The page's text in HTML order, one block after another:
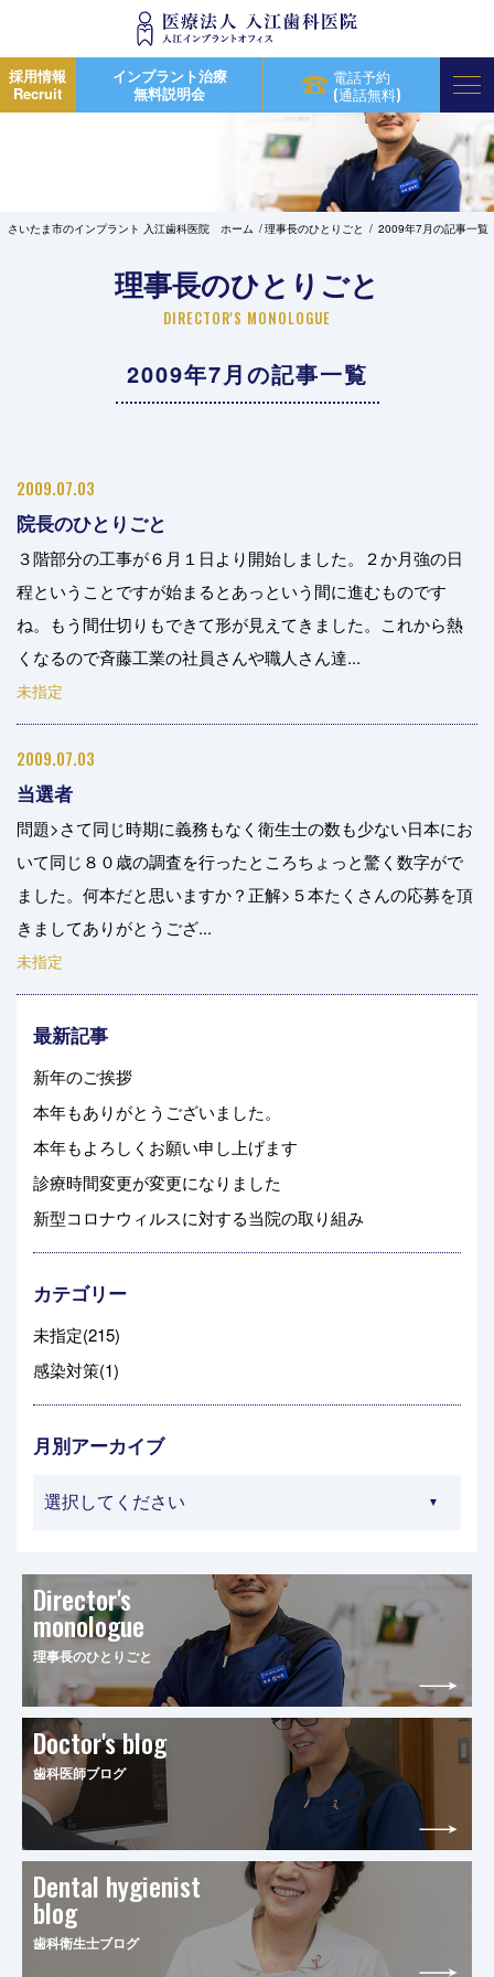
採用情報
Recruit
インプラント治療
無料説明会
電話予約
(通話無料)
さいたま市のインプラント 入江歯科医院 ホーム 理事長のひとりごと 2009年7月の記事一覧
理事長のひとりごと
DIRECTOR'S MONOLOGUE
2009年7月の記事一覧
2009.07.03
院長のひとりごと
３階部分の工事が６月１日より開始しました。２か月強の日
程ということですが始まるとあっという間に進むものです
ね。もう間仕切りもできて形が見えてきました。これから熱
くなるので斉藤工業の社員さんや職人さん達...
未指定
2009.07.03
当選者
問題>さて同じ時期に義務もなく衛生士の数も少ない日本にお
いて同じ８０歳の調査を行ったところちょっと驚く数字がで
ました。何本だと思いますか？正解>５本たくさんの応募を頂
きましてありがとうござ...
未指定
最新記事
新年のご挨拶
本年もありがとうございました。
本年もよろしくお願い申し上げます
診療時間変更が変更になりました
新型コロナウィルスに対する当院の取り組み
カテゴリー
未指定(215)
感染対策(1)
月別アーカイブ
Director's
monologue
理事長のひとりごと
Doctor's blog
歯科医師ブログ
Dental hygienist
blog
歯科衛生士ブログ